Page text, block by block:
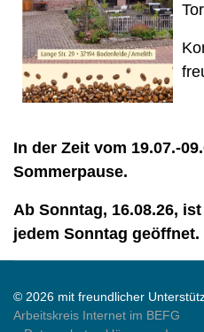
In der Zeit vom 19.07.-
Sommerpause.
Ab Sonntag, 16.08.26,
jedem Sonntag geöffnet.
© 2026 mit freundlicher
Arbeitskreis Internet im BEFG